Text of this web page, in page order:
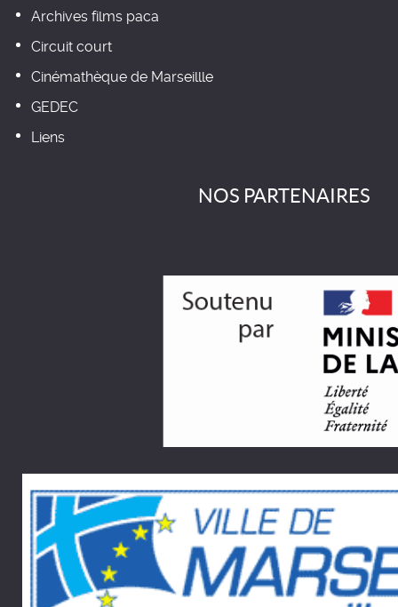
Archives films paca
Circuit court
Cinémathèque de Marseillle
GEDEC
Liens
NOS PARTENAIRES